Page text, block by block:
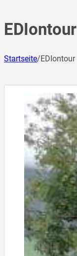
EDIontour
Startseite/EDIontour